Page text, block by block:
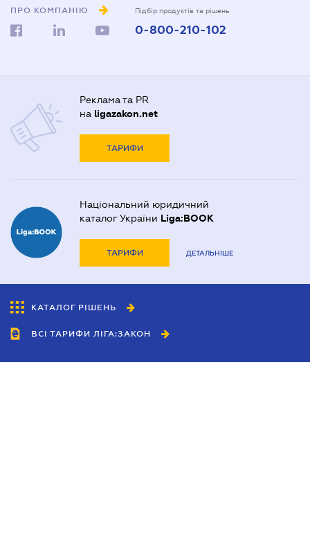
ПРО КОМПАНІЮ Підбір продуктів та рішень
0-800-210-102
Реклама та PR
на ligazakon.net
ТАРИФИ
Національний юридичний
каталог України Liga:BOOK
ТАРИФИ ДЕТАЛЬНІШЕ
КАТАЛОГ РІШЕНЬ
ВСІ ТАРИФИ ЛІГА:ЗАКОН